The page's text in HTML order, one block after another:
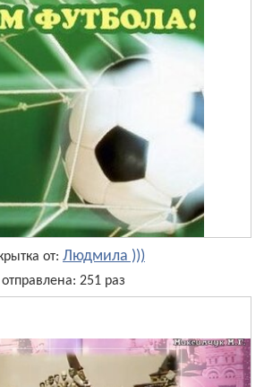
от: Людмила )))
отправлена: 251 раз